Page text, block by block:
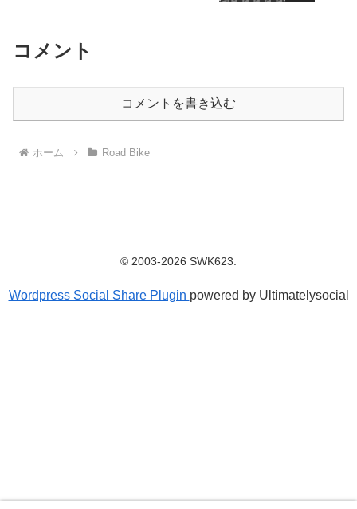
コメント
コメントを書き込む
ホーム Road Bike
© 2003-2026 SWK623.
Wordpress Social Share Plugin powered by Ultimatelysocial